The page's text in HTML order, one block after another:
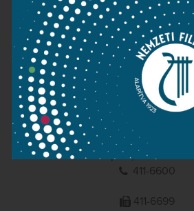
NEMZETI
1095 Budapest, Komor
411-6600
411-6699